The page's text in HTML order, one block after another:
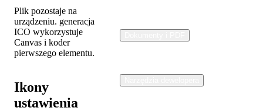
Plik pozostaje na
urządzeniu. generacja
ICO wykorzystuje
Canvas i koder
pierwszego elementu.
Ikony
ustawienia